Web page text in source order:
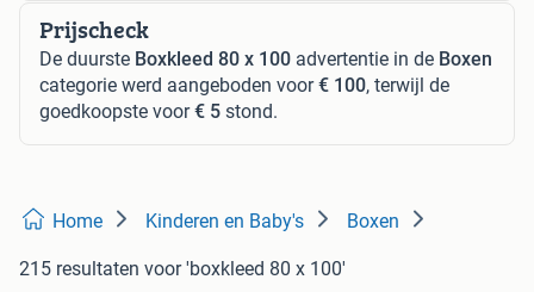
Prijscheck
De duurste Boxkleed 80 x 100 advertentie in de Boxen
categorie werd aangeboden voor€ 100, terwijl de
goedkoopste voor€ 5 stond.
Home Kinderen en Baby's Boxen
215 resultaten voor 'boxkleed 80 x 100'